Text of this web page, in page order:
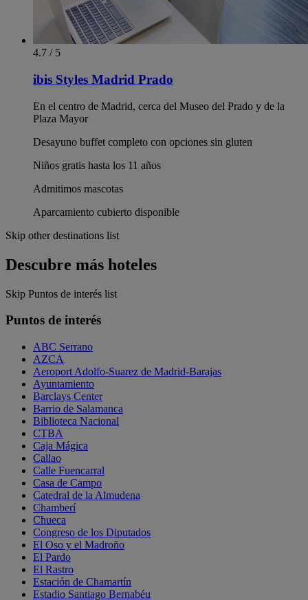
4.7 / 5
ibis Styles Madrid Prado
En el centro de Madrid, cerca del Museo del Prado y de la
Plaza Mayor
Desayuno buffet completo con opciones sin gluten
Niños gratis hasta los 11 años
Admitimos mascotas
Aparcamiento cubierto disponible
Skip other destinations list
Descubre más hoteles
Skip Puntos de interés list
Puntos de interés
ABC Serrano
AZCA
Aeroport Adolfo-Suarez de Madrid-Barajas
Ayuntamiento
Barclays Center
Barrio de Salamanca
Biblioteca Nacional
CTBA
Caja Mágica
Callao
Calle Fuencarral
Casa de Campo
Catedral de la Almudena
Chamberí
Chueca
Congreso de los Diputados
El Oso y el Madroño
El Pardo
El Rastro
Estación de Chamartín
Estadio Santiago Bernabéu